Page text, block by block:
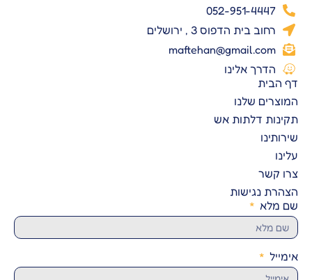
052-951-4447
רחוב בית הדפוס 3 , ירושלים
maftehan@gmail.com
הדרך אלינו
דף הבית
המוצרים שלנו
תקינות דלתות אש
שירותינו
עלינו
צרו קשר
הצהרת נגישות
שם מלא
אימייל